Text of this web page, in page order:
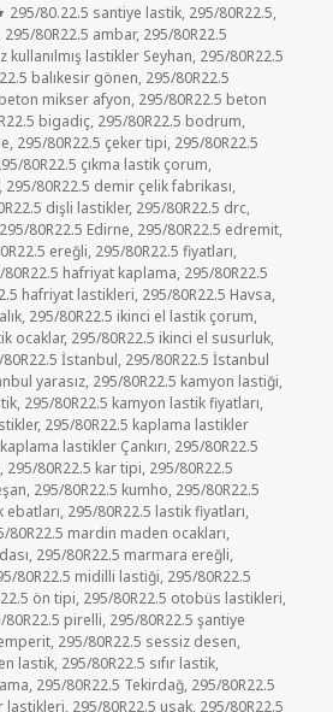
Kategoriler
295/80.22.5 santiye lastik, 295/80R22.5,
, 295/80R22.5 ambar, 295/80R22.5
kullanılmış lastikler Seyhan, 295/80R22.5
balıkesir gönen, 295/80R22.5
mikser afyon, 295/80R22.5 beton
bigadiç, 295/80R22.5 bodrum,
, 295/80R22.5 çeker tipi, 295/80R22.5
80R22.5 çıkma lastik çorum,
, 295/80R22.5 demir çelik fabrikası,
dişli lastikler, 295/80R22.5 drc,
295/80R22.5 Edirne, 295/80R22.5 edremit,
ereğli, 295/80R22.5 fiyatları,
80R22.5 hafriyat kaplama, 295/80R22.5
hafriyat lastikleri, 295/80R22.5 Havsa,
, 295/80R22.5 ikinci el lastik çorum,
ocaklar, 295/80R22.5 ikinci el susurluk,
80R22.5 İstanbul, 295/80R22.5 İstanbul
yarasız, 295/80R22.5 kamyon lastiği,
, 295/80R22.5 kamyon lastik fiyatları,
, 295/80R22.5 kaplama lastikler
lastikler Çankırı, 295/80R22.5
, 295/80R22.5 kar tipi, 295/80R22.5
, 295/80R22.5 kumho, 295/80R22.5
ebatları, 295/80R22.5 lastik fiyatları,
80R22.5 mardin maden ocakları,
, 295/80R22.5 marmara ereğli,
80R22.5 midilli lastiği, 295/80R22.5
ön tipi, 295/80R22.5 otobüs lastikleri,
80R22.5 pirelli, 295/80R22.5 şantiye
, 295/80R22.5 sessiz desen,
lastik, 295/80R22.5 sıfır lastik,
, 295/80R22.5 Tekirdağ, 295/80R22.5
lastikleri, 295/80R22.5 usak, 295/80R22.5